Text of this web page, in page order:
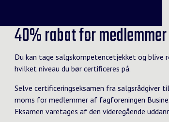
40% rabat for medlemmer
Du kan tage salgskompetencetjekket og
hvilket niveau du bør certificeres på.
Selve certificeringseksamen fra salgsrådgiver
moms for medlemmer af fagforeningen
Eksamen varetages af den videregående